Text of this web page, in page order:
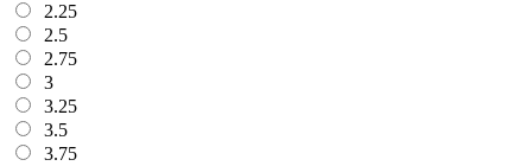
2.25
2.5
2.75
3
3.25
3.5
3.75